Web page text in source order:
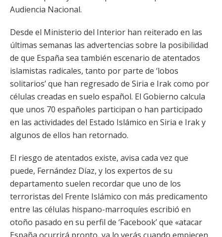
Audiencia Nacional.
Desde el Ministerio del Interior han reiterado en las
últimas semanas las advertencias sobre la posibilidad
de que España sea también escenario de atentados
islamistas radicales, tanto por parte de ‘lobos
solitarios’ que han regresado de Siria e Irak como por
células creadas en suelo español. El Gobierno calcula
que unos 70 españoles participan o han participado
en las actividades del Estado Islámico en Siria e Irak y
algunos de ellos han retornado.
El riesgo de atentados existe, avisa cada vez que
puede, Fernández Díaz, y los expertos de su
departamento suelen recordar que uno de los
terroristas del Frente Islámico con más predicamento
entre las células hispano-marroquíes escribió en
otoño pasado en su perfil de ‘Facebook’ que «atacar